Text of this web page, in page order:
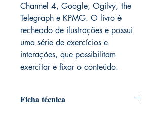
Channel 4, Google, Ogilvy, the
Telegraph e KPMG. O livro é
recheado de ilustrações e possui
uma série de exercícios e
interações, que possibilitam
exercitar e fixar o conteúdo.
Ficha técnica